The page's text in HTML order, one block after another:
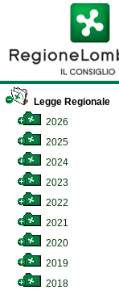
Legge Regionale
2026
2025
2024
2023
2022
2021
2020
2019
2018